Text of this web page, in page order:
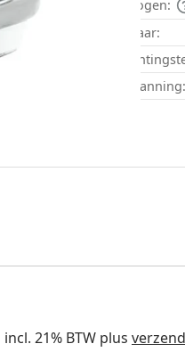
Vermogen:
Dimbaar:
Netspanning:
21% BTW plus